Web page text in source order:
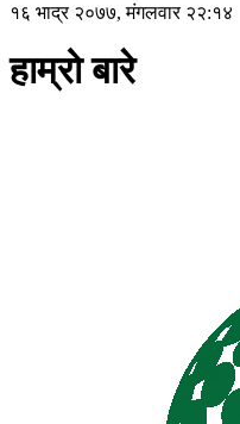
१६ भाद्र २०७७, मंगलवार २२:१४
हाम्रो बारे